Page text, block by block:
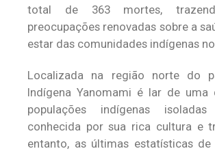
total de 363 mortes,
preocupações renovadas sobre a
estar das comunidades indígenas
Localizada na região norte do
Indígena Yanomami é lar de uma
populações indígenas
conhecida por sua rica cultura e
entanto, as últimas estatísticas